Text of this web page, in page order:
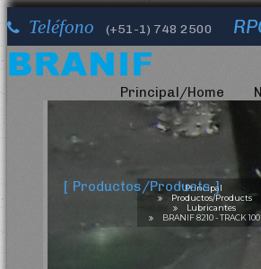
Teléfono (+51-1) 748 2500
610 Correos Electrónicos
Principal/Home
Productos/Products
Principal
Productos/Products
Lubricantes
BRANIF 8210 - TRACK 100